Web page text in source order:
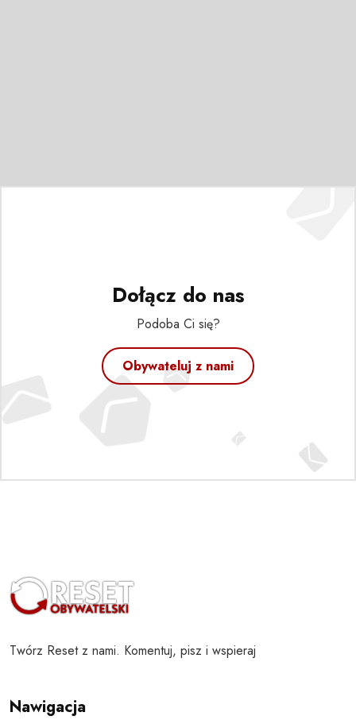
Dołącz do nas
Podoba Ci się?
Obywateluj z nami
Twórz Reset z nami. Komentuj, pisz i wspieraj
Nawigacja